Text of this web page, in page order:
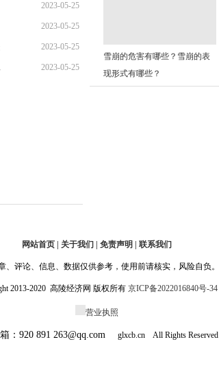
14:34:31
2023-05-25
14:21:38
2023-05-25
14:28:28
2023-05-25
14:34:58
2023-05-25
雪崩的危害有哪些？雪崩的表
现形式有哪些？
网站首页 | 关于我们 | 免责声明 | 联系我们
、评论、信息、数据仅供参考，使用前请核实，风险自负。
2013-2020 高陵经济网 版权所有 京ICP备2022016840号-34
营业执照
：920 891 263@qq.com glxcb.cn All Rights Reserved